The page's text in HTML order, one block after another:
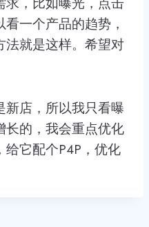
一个产品的趋势，
法就是这样。希望对
店，所以我只看曝
长的，我会重点优化
它配个P4P，优化